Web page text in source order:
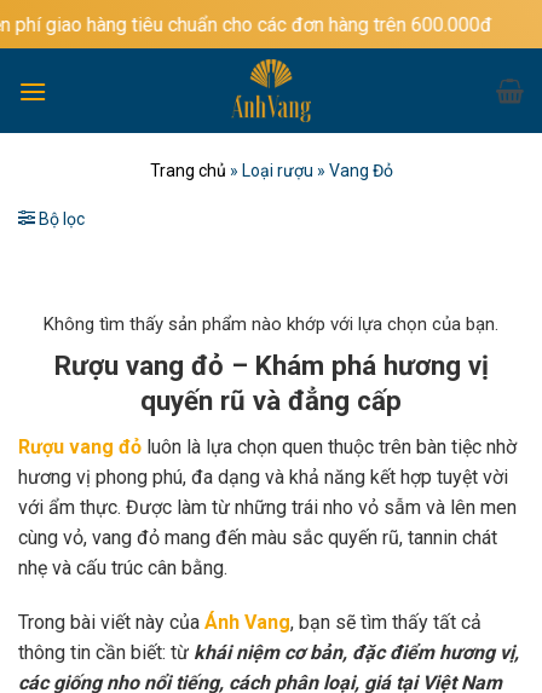
qua
dung
tiêu chuẩn cho các đơn hàng trên 600.000đ
Trang chủ » Loại rượu » Vang Đỏ
Bộ lọc
Không tìm thấy sản phẩm nào khớp với lựa chọn của bạn.
Rượu vang đỏ – Khám phá hương vị
quyến rũ và đẳng cấp
Rượu vang đỏ luôn là lựa chọn quen thuộc trên bàn tiệc nhờ
hương vị phong phú, đa dạng và khả năng kết hợp tuyệt vời
với ẩm thực. Được làm từ những trái nho vỏ sẫm và lên men
cùng vỏ, vang đỏ mang đến màu sắc quyến rũ, tannin chát
nhẹ và cấu trúc cân bằng.
Trong bài viết này của Ánh Vang, bạn sẽ tìm thấy tất cả
thông tin cần biết: từ khái niệm cơ bản, đặc điểm hương vị,
các giống nho nổi tiếng, cách phân loại, giá tại Việt Nam